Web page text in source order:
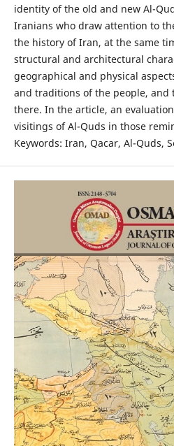
identity of the old and new Al-
Iranians who draw attention to
the history of Iran, at the same
structural and architectural
geographical and physical
and traditions of the people, and
there. In the article, an
visitings of Al-Quds in those
Keywords: Iran, Qacar, Al-Quds,